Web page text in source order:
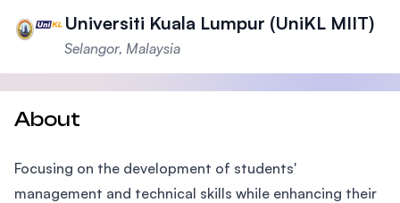
Universiti Kuala Lumpur (UniKL MIIT)
Selangor, Malaysia
About
Focusing on the development of students'
management and technical skills while enhancing their